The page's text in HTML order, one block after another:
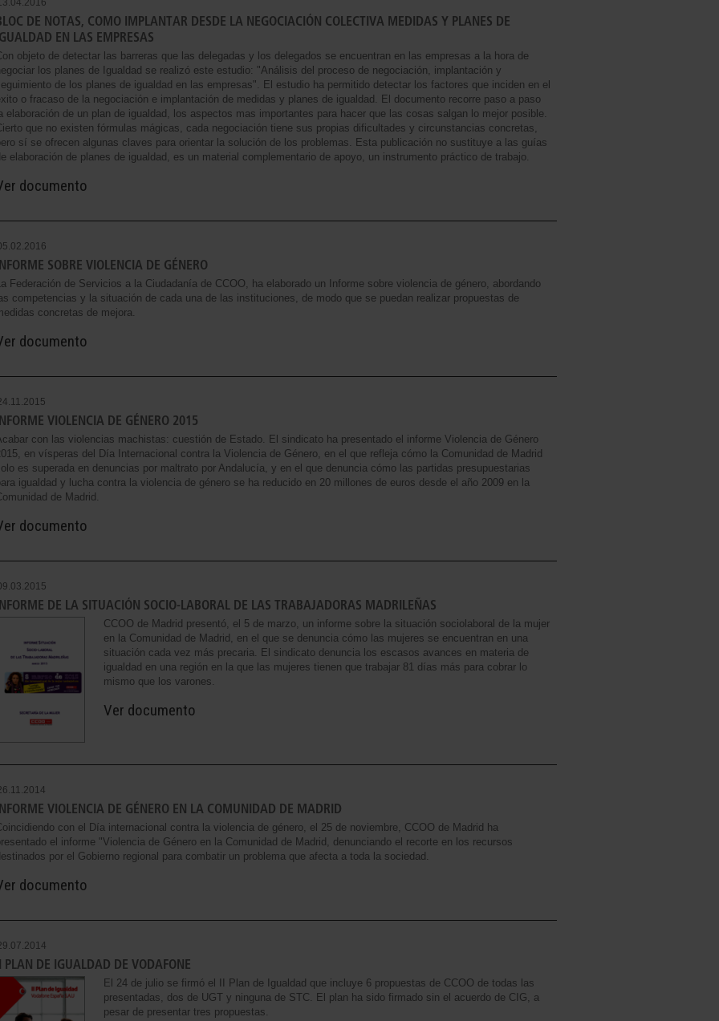
DE NOTAS, COMO IMPLANTAR DESDE LA NEGOCIACIÓN COLECTIVA MEDIDAS Y PLANES DE
EN LAS EMPRESAS
objeto de detectar las barreras que las delegadas y los delegados se encuentran en las empresas a la hora de
los planes de Igualdad se realizó este estudio: "Análisis del proceso de negociación, implantación y
de los planes de igualdad en las empresas". El estudio ha permitido detectar los factores que inciden en el
o fracaso de la negociación e implantación de medidas y planes de igualdad. El documento recorre paso a paso
elaboración de un plan de igualdad, los aspectos mas importantes para hacer que las cosas salgan lo mejor posible.
que no existen fórmulas mágicas, cada negociación tiene sus propias dificultades y circunstancias concretas,
sí se ofrecen algunas claves para orientar la solución de los problemas. Esta publicación no sustituye a las guías
elaboración de planes de igualdad, es un material complementario de apoyo, un instrumento práctico de trabajo.
documento
SOBRE VIOLENCIA DE GÉNERO
Federación de Servicios a la Ciudadanía de CCOO, ha elaborado un Informe sobre violencia de género, abordando
competencias y la situación de cada una de las instituciones, de modo que se puedan realizar propuestas de
concretas de mejora.
documento
VIOLENCIA DE GÉNERO 2015
con las violencias machistas: cuestión de Estado. El sindicato ha presentado el informe Violencia de Género
en vísperas del Día Internacional contra la Violencia de Género, en el que refleja cómo la Comunidad de Madrid
es superada en denuncias por maltrato por Andalucía, y en el que denuncia cómo las partidas presupuestarias
igualdad y lucha contra la violencia de género se ha reducido en 20 millones de euros desde el año 2009 en la
de Madrid.
documento
DE LA SITUACIÓN SOCIO-LABORAL DE LAS TRABAJADORAS MADRILEÑAS
CCOO de Madrid presentó, el 5 de marzo, un informe sobre la situación sociolaboral de la mujer
en la Comunidad de Madrid, en el que se denuncia cómo las mujeres se encuentran en una
situación cada vez más precaria. El sindicato denuncia los escasos avances en materia de
igualdad en una región en la que las mujeres tienen que trabajar 81 días más para cobrar lo
mismo que los varones.
Ver documento
INFORME VIOLENCIA DE GÉNERO EN LA COMUNIDAD DE MADRID
con el Día internacional contra la violencia de género, el 25 de noviembre, CCOO de Madrid ha
el informe "Violencia de Género en la Comunidad de Madrid, denunciando el recorte en los recursos
por el Gobierno regional para combatir un problema que afecta a toda la sociedad.
documento
II PLAN DE IGUALDAD DE VODAFONE
El 24 de julio se firmó el II Plan de Igualdad que incluye 6 propuestas de CCOO de todas las
presentadas, dos de UGT y ninguna de STC. El plan ha sido firmado sin el acuerdo de CIG, a
pesar de presentar tres propuestas.